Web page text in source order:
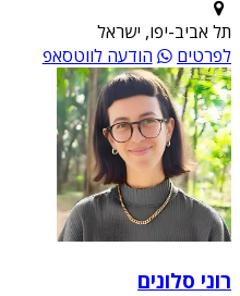
תל אביב-יפו, ישראל
לפרטים
הודעה לווטסאפ
רוני סלונים